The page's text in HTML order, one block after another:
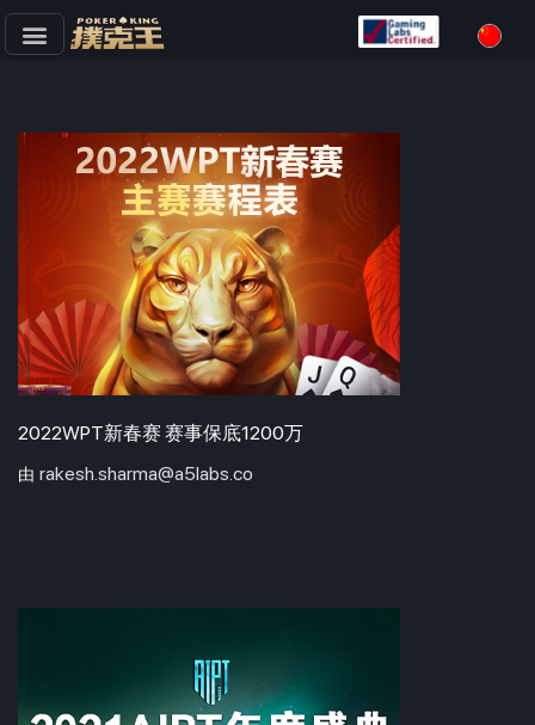
2022WPT新春赛 赛事保底1200万
由 rakesh.sharma@a5labs.co